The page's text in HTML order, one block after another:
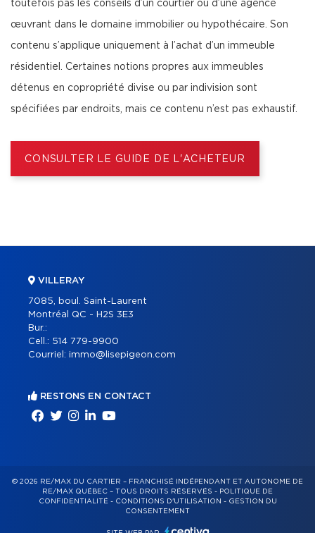
toutefois pas les conseils d’un courtier ou d’une agence
œuvrant dans le domaine immobilier ou hypothécaire. Son
contenu s’applique uniquement à l’achat d’un immeuble
résidentiel. Certaines notions propres aux immeubles
détenus en copropriété divise ou par indivision sont
spécifiées par endroits, mais ce contenu n’est pas exhaustif.
CONSULTER LE GUIDE DE L'ACHETEUR
VILLERAY
7085, boul. Saint-Laurent
Montréal QC - H2S 3E3
Bur.:
Cell.: 514 779-9900
Courriel: immo@lisepigeon.com
RESTONS EN CONTACT
© 2026 RE/MAX DU CARTIER – FRANCHISÉ INDÉPENDANT ET AUTONOME DE
RE/MAX QUÉBEC – TOUS DROITS RÉSERVÉS - POLITIQUE DE
CONFIDENTIALITÉ- CONDITIONS D'UTILISATION - GESTION DU
CONSENTEMENT